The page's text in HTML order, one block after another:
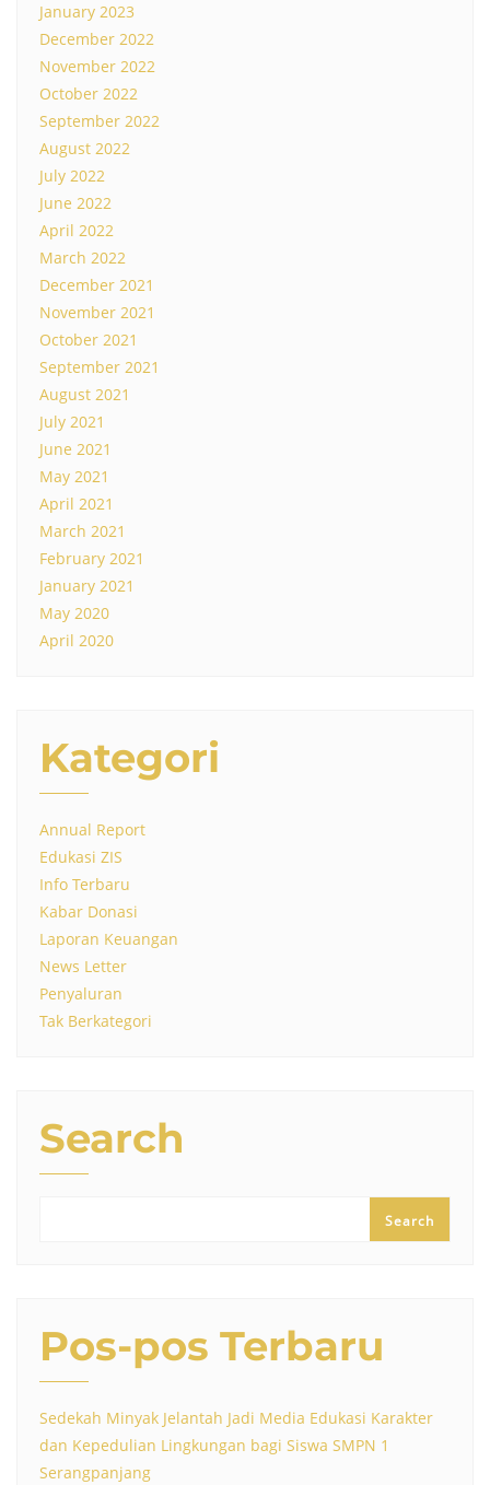
January 2023
December 2022
November 2022
October 2022
September 2022
August 2022
July 2022
June 2022
April 2022
March 2022
December 2021
November 2021
October 2021
September 2021
August 2021
July 2021
June 2021
May 2021
April 2021
March 2021
February 2021
January 2021
May 2020
April 2020
Kategori
Annual Report
Edukasi ZIS
Info Terbaru
Kabar Donasi
Laporan Keuangan
News Letter
Penyaluran
Tak Berkategori
Search
Search
Pos-pos Terbaru
Sedekah Minyak Jelantah Jadi Media Edukasi Karakter
dan Kepedulian Lingkungan bagi Siswa SMPN 1
Serangpanjang